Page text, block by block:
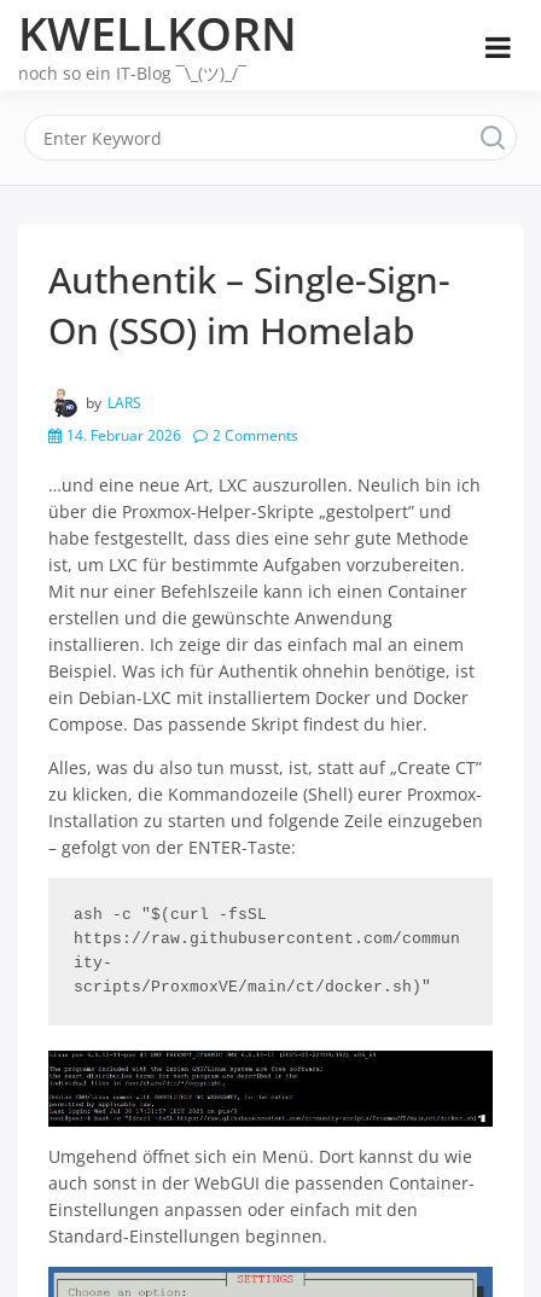
content
KWELLKORN
noch so ein IT-Blog ¯\_(ツ)_/¯
Authentik – Single-Sign-
On (SSO) im Homelab
by LARS
14. Februar 2026
2 Comments
…und eine neue Art, LXC auszurollen. Neulich bin ich
über die Proxmox-Helper-Skripte „gestolpert” und
habe festgestellt, dass dies eine sehr gute Methode
ist, um LXC für bestimmte Aufgaben vorzubereiten.
Mit nur einer Befehlszeile kann ich einen Container
erstellen und die gewünschte Anwendung
installieren. Ich zeige dir das einfach mal an einem
Beispiel. Was ich für Authentik ohnehin benötige, ist
ein Debian-LXC mit installiertem Docker und Docker
Compose. Das passende Skript findest du hier.
Alles, was du also tun musst, ist, statt auf „Create CT”
zu klicken, die Kommandozeile (Shell) eurer Proxmox-
Installation zu starten und folgende Zeile einzugeben
– gefolgt von der ENTER-Taste:
ash -c "$(curl -fsSL
https://raw.githubusercontent.com/commun
ity-
scripts/ProxmoxVE/main/ct/docker.sh)"
Umgehend öffnet sich ein Menü. Dort kannst du wie
auch sonst in der WebGUI die passenden Container-
Einstellungen anpassen oder einfach mit den
Standard-Einstellungen beginnen.